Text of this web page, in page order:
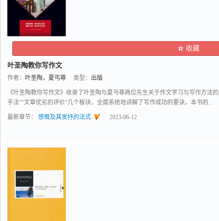
收藏
叶圣陶教你写作文
作者： 叶圣陶，夏丐尊 类型： 出版
《叶圣陶教你写作文》收录了叶圣陶与夏丏尊两位先生关于作文学习与写作方法
手法”“文章优劣的评价”几个板块，全面系统地讲解了写作成功的要诀。本书的...
最新章节： 感慨及其发抒的法式 2023-06-12